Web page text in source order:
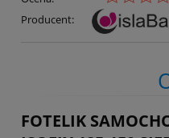
Producent:
FOTELIK